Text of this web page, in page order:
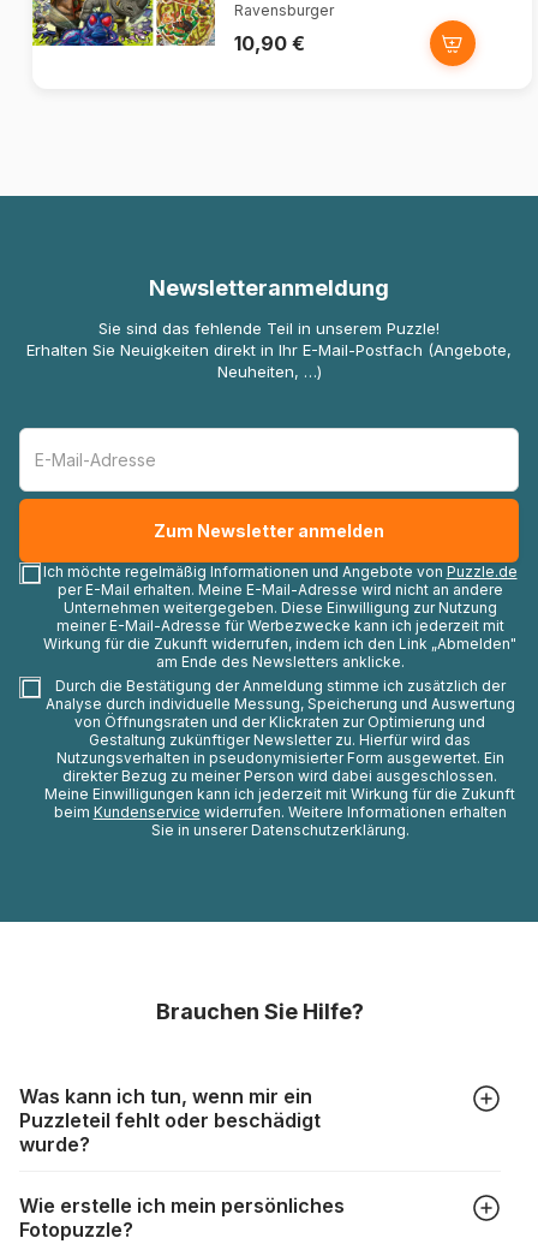
Ravensburger
10,90 €
Newsletteranmeldung
Sie sind das fehlende Teil in unserem Puzzle!
Erhalten Sie Neuigkeiten direkt in Ihr E-Mail-Postfach (Angebote,
Neuheiten, …)
Ich möchte regelmäßig Informationen und Angebote von Puzzle.de
per E-Mail erhalten. Meine E-Mail-Adresse wird nicht an andere
Unternehmen weitergegeben. Diese Einwilligung zur Nutzung
meiner E-Mail-Adresse für Werbezwecke kann ich jederzeit mit
Wirkung für die Zukunft widerrufen, indem ich den Link „Abmelden"
am Ende des Newsletters anklicke.
Durch die Bestätigung der Anmeldung stimme ich zusätzlich der
Analyse durch individuelle Messung, Speicherung und Auswertung
von Öffnungsraten und der Klickraten zur Optimierung und
Gestaltung zukünftiger Newsletter zu. Hierfür wird das
Nutzungsverhalten in pseudonymisierter Form ausgewertet. Ein
direkter Bezug zu meiner Person wird dabei ausgeschlossen.
Meine Einwilligungen kann ich jederzeit mit Wirkung für die Zukunft
beim Kundenservice widerrufen. Weitere Informationen erhalten
Sie in unserer Datenschutzerklärung.
Brauchen Sie Hilfe?
Was kann ich tun, wenn mir ein
Puzzleteil fehlt oder beschädigt
wurde?
aber trotzdem kann es vorkommen, dass Teile beschädigt
werden oder verloren gehen. Mit solchen Fällen gehen
Wie erstelle ich mein persönliches
Fotopuzzle?